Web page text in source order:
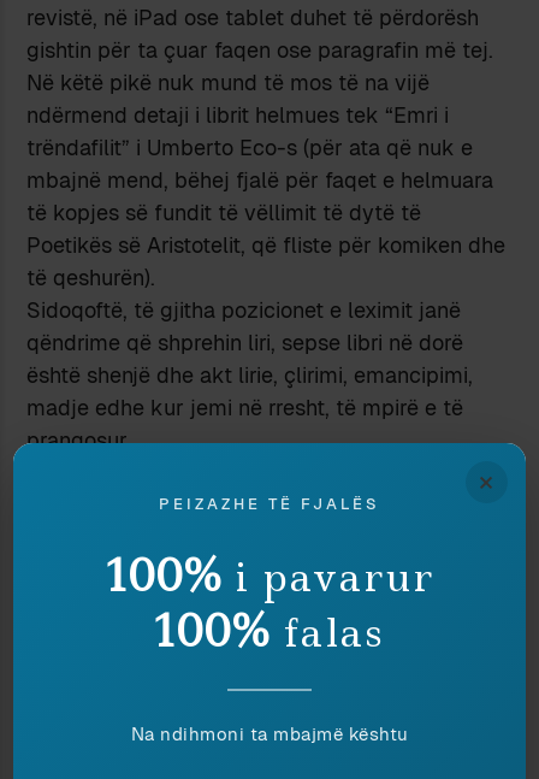
revistë, në iPad ose tablet duhet të përdorësh
gishtin për ta çuar faqen ose paragrafin më tej.
Në këtë pikë nuk mund të mos të na vijë
ndërmend detaji i librit helmues tek “Emri i
trëndafilit” i Umberto Eco-s (për ata që nuk e
mbajnë mend, bëhej fjalë për faqet e helmuara
të kopjes së fundit të vëllimit të dytë të
Poetikës së Aristotelit, që fliste për komiken dhe
të qeshurën).
Sidoqoftë, të gjitha pozicionet e leximit janë
qëndrime që shprehin liri, sepse libri në dorë
është shenjë dhe akt lirie, çlirimi, emancipimi,
madje edhe kur jemi në rresht, të mpirë e të
prangosur.
UDHËTIMI BRENDA
PYETJE ME PERÇE
11 September 2018
PSE LEXOJMË
×
PEIZAZHE TË FJALËS
100% i pavarur
100% falas
Na ndihmoni ta mbajmë kështu